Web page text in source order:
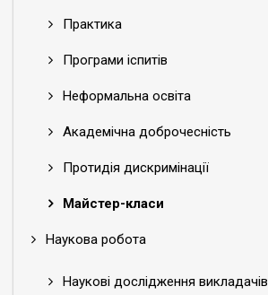
Практика
Програми іспитів
Неформальна освіта
Академічна доброчесність
Протидія дискримінації
Майстер-класи
Наукова робота
Наукові дослідження викладачів